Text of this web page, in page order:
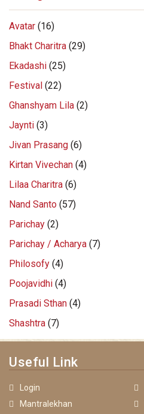
Avatar (16)
Bhakt Charitra (29)
Ekadashi (25)
Festival (22)
Ghanshyam Lila (2)
Jaynti (3)
Jivan Prasang (6)
Kirtan Vivechan (4)
Lilaa Charitra (6)
Nand Santo (57)
Parichay (2)
Parichay / Acharya (7)
Philosofy (4)
Poojavidhi (4)
Prasadi Sthan (4)
Shashtra (7)
Useful Link
Login
Mantralekhan